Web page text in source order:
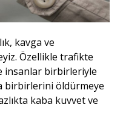
kavga ve
Özellikle trafikte
insanlar birbirleriyle
birbirlerini öldürmeye
kaba kuvvet ve